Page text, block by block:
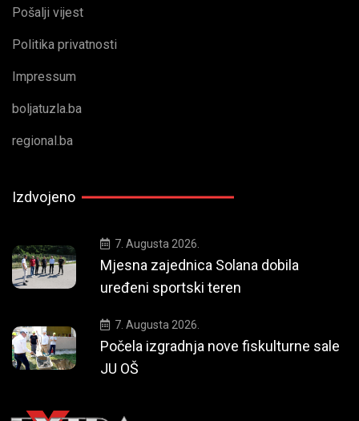
Pošalji vijest
Politika privatnosti
Impressum
boljatuzla.ba
regional.ba
Izdvojeno
7. Augusta 2026.
Mjesna zajednica Solana dobila
uređeni sportski teren
7. Augusta 2026.
Počela izgradnja nove fiskulturne sale
JU OŠ